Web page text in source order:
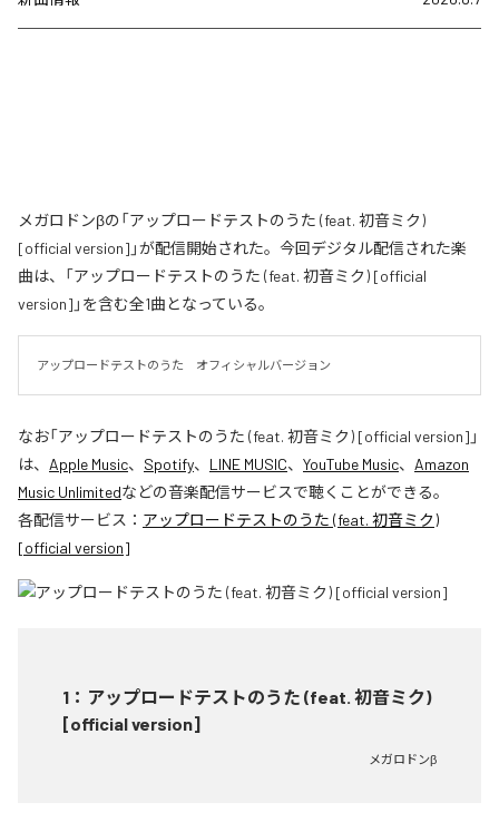
メガロドンβの「アップロードテストのうた (feat. 初音ミク)
[official version]」が配信開始された。今回デジタル配信された楽
曲は、「アップロードテストのうた (feat. 初音ミク) [official
version]」を含む全1曲となっている。
アップロードテストのうた　オフィシャルバージョン
なお「アップロードテストのうた (feat. 初音ミク) [official version] 」
は、 Apple Music、 Spotify、 LINE MUSIC、 YouTube Music、 Amazon
Music Unlimitedなどの音楽配信サービスで聴くことができる。
各配信サービス： アップロードテストのうた (feat. 初音ミク)
[official version]
1 ： アップロードテストのうた (feat. 初音ミク)
[official version]
メガロドンβ